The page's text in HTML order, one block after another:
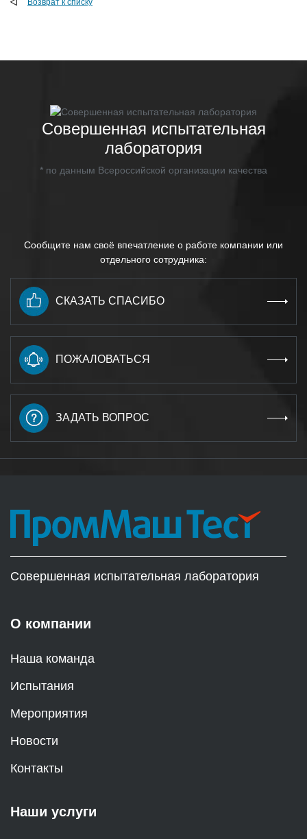
Совершенная испытательная
лаборатория
* по данным Всероссийской организации качества
Сообщите нам своё впечатление о работе компании или
отдельного сотрудника:
СКАЗАТЬ СПАСИБО
ПОЖАЛОВАТЬСЯ
ЗАДАТЬ ВОПРОС
Совершенная испытательная лаборатория
О компании
Наша команда
Испытания
Мероприятия
Новости
Контакты
Наши услуги